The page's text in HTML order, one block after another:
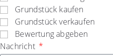
Grundstück kaufen
Grundstück verkaufen
Bewertung abgeben
Nachricht